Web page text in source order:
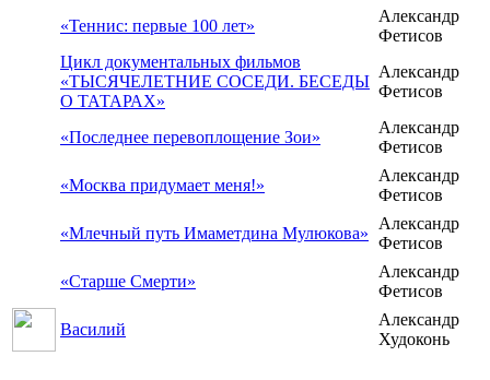
«Теннис: первые 100 лет»
Александр
Фетисов
Цикл документальных фильмов
«ТЫСЯЧЕЛЕТНИЕ СОСЕДИ. БЕСЕДЫ
О ТАТАРАХ»
Александр
Фетисов
«Последнее перевоплощение Зои»
Александр
Фетисов
«Москва придумает меня!»
Александр
Фетисов
«Млечный путь Имаметдина Мулюкова»
Александр
Фетисов
«Старше Смерти»
Александр
Фетисов
Василий
Александр
Худоконь